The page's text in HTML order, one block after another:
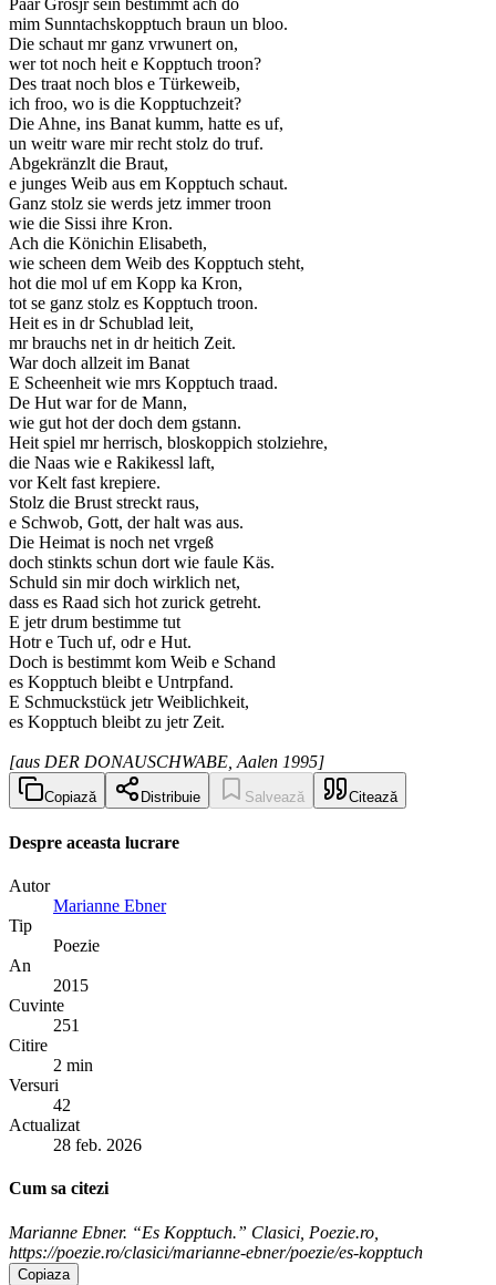
Paar Grosjr sein bestimmt ach do
mim Sunntachskopptuch braun un bloo.
Die schaut mr ganz vrwunert on,
wer tot noch heit e Kopptuch troon?
Des traat noch blos e Türkeweib,
ich froo, wo is die Kopptuchzeit?
Die Ahne, ins Banat kumm, hatte es uf,
un weitr ware mir recht stolz do truf.
Abgekränzlt die Braut,
e junges Weib aus em Kopptuch schaut.
Ganz stolz sie werds jetz immer troon
wie die Sissi ihre Kron.
Ach die Könichin Elisabeth,
wie scheen dem Weib des Kopptuch steht,
hot die mol uf em Kopp ka Kron,
tot se ganz stolz es Kopptuch troon.
Heit es in dr Schublad leit,
mr brauchs net in dr heitich Zeit.
War doch allzeit im Banat
E Scheenheit wie mrs Kopptuch traad.
De Hut war for de Mann,
wie gut hot der doch dem gstann.
Heit spiel mr herrisch, bloskoppich stolziehre,
die Naas wie e Rakikessl laft,
vor Kelt fast krepiere.
Stolz die Brust streckt raus,
e Schwob, Gott, der halt was aus.
Die Heimat is noch net vrgeß
doch stinkts schun dort wie faule Käs.
Schuld sin mir doch wirklich net,
dass es Raad sich hot zurick getreht.
E jetr drum bestimme tut
Hotr e Tuch uf, odr e Hut.
Doch is bestimmt kom Weib e Schand
es Kopptuch bleibt e Untrpfand.
E Schmuckstück jetr Weiblichkeit,
es Kopptuch bleibt zu jetr Zeit.
[aus DER DONAUSCHWABE, Aalen 1995]
Copiază Distribuie Salvează Citează
Despre aceasta lucrare
Autor
Marianne Ebner
Tip
Poezie
An
2015
Cuvinte
251
Citire
2 min
Versuri
42
Actualizat
28 feb. 2026
Cum sa citezi
Marianne Ebner. “Es Kopptuch.” Clasici, Poezie.ro,
https://poezie.ro/clasici/marianne-ebner/poezie/es-kopptuch
Copiaza